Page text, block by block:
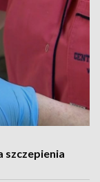
szczepienia